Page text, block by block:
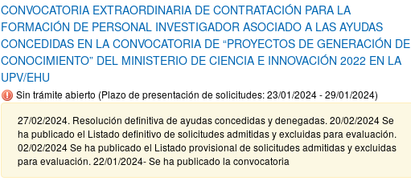
CONVOCATORIA EXTRAORDINARIA DE CONTRATACIÓN PARA LA
FORMACIÓN DE PERSONAL INVESTIGADOR ASOCIADO A LAS AYUDAS
CONCEDIDAS EN LA CONVOCATORIA DE “PROYECTOS DE GENERACIÓN DE
CONOCIMIENTO” DEL MINISTERIO DE CIENCIA E INNOVACIÓN 2022 EN LA
UPV/EHU
Sin trámite abierto (Plazo de presentación de solicitudes: 23/01/2024 - 29/01/2024)
27/02/2024. Resolución definitiva de ayudas concedidas y denegadas. 20/02/2024 Se
ha publicado el Listado definitivo de solicitudes admitidas y excluidas para evaluación.
02/02/2024 Se ha publicado el Listado provisional de solicitudes admitidas y excluidas
para evaluación. 22/01/2024- Se ha publicado la convocatoria